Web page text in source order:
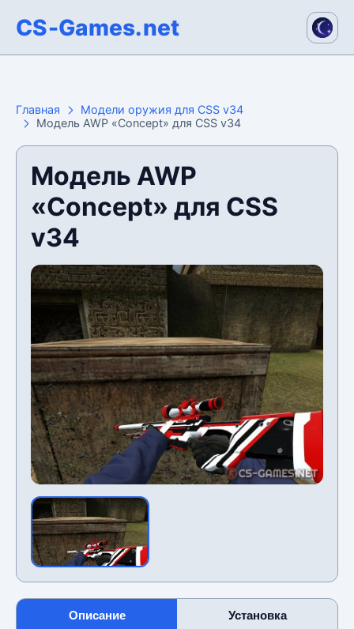
CS-Games.net
Главная
Модели оружия для CSS v34
Модель AWP «Concept» для CSS v34
Модель AWP
«Concept» для CSS
v34
Описание Установка